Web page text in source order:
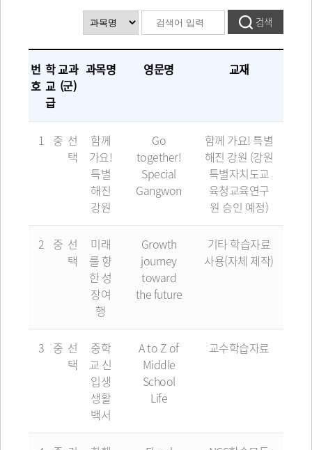
번
호
학
교
급
교과
(군)
과목명 영문명 교재
1 중 선
택
함께
가요!
특별
해진
강원
Go
together!
Special
Gangwon
함께 가요! 특별
해진 강원 (강원
특별자치도교
육청교육연구
원 승인 예정)
2 중 선
택
미래
를 향
한 성
장여
행
Growth
journey
toward
the future
기타 학습자료
사용(자체 제작)
3 중 선
택
중학
교 신
입생
생활
백서
A to Z of
Middle
School
Life
교수학습자료